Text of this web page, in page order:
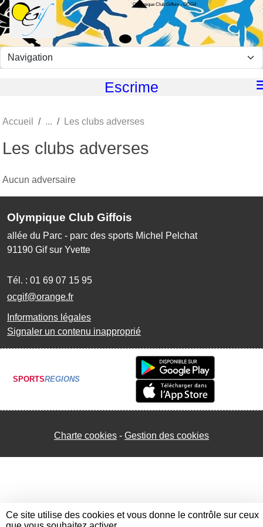
Olympique Club Giffois - OCGif
Escrime
Accueil Les clubs adverses
Les clubs adverses
Aucun adversaire
Olympique Club Giffois
allée du Parc - parc des sports Michel Pelchat
91190 Gif sur Yvette
Tél. : 01 69 07 15 95
ocgif@orange.fr
Informations légales
Signaler un contenu inapproprié
SPORTSREGIONS
Charte cookies Gestion des cookies
Panneau de gestion des cookies
Ce site utilise des cookies et vous donne le contrôle sur ceux